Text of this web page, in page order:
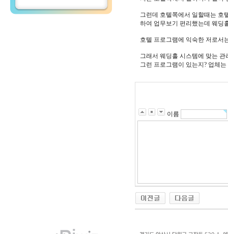
그런데 호텔쪽에서 일할때는 호
하여 업무보기 편리했는데 웨딩
호텔 프로그램에 익숙한 저로서
그래서 웨딩홀 시스템에 맞는
그런 프로그램이 있는지? 업체
이름